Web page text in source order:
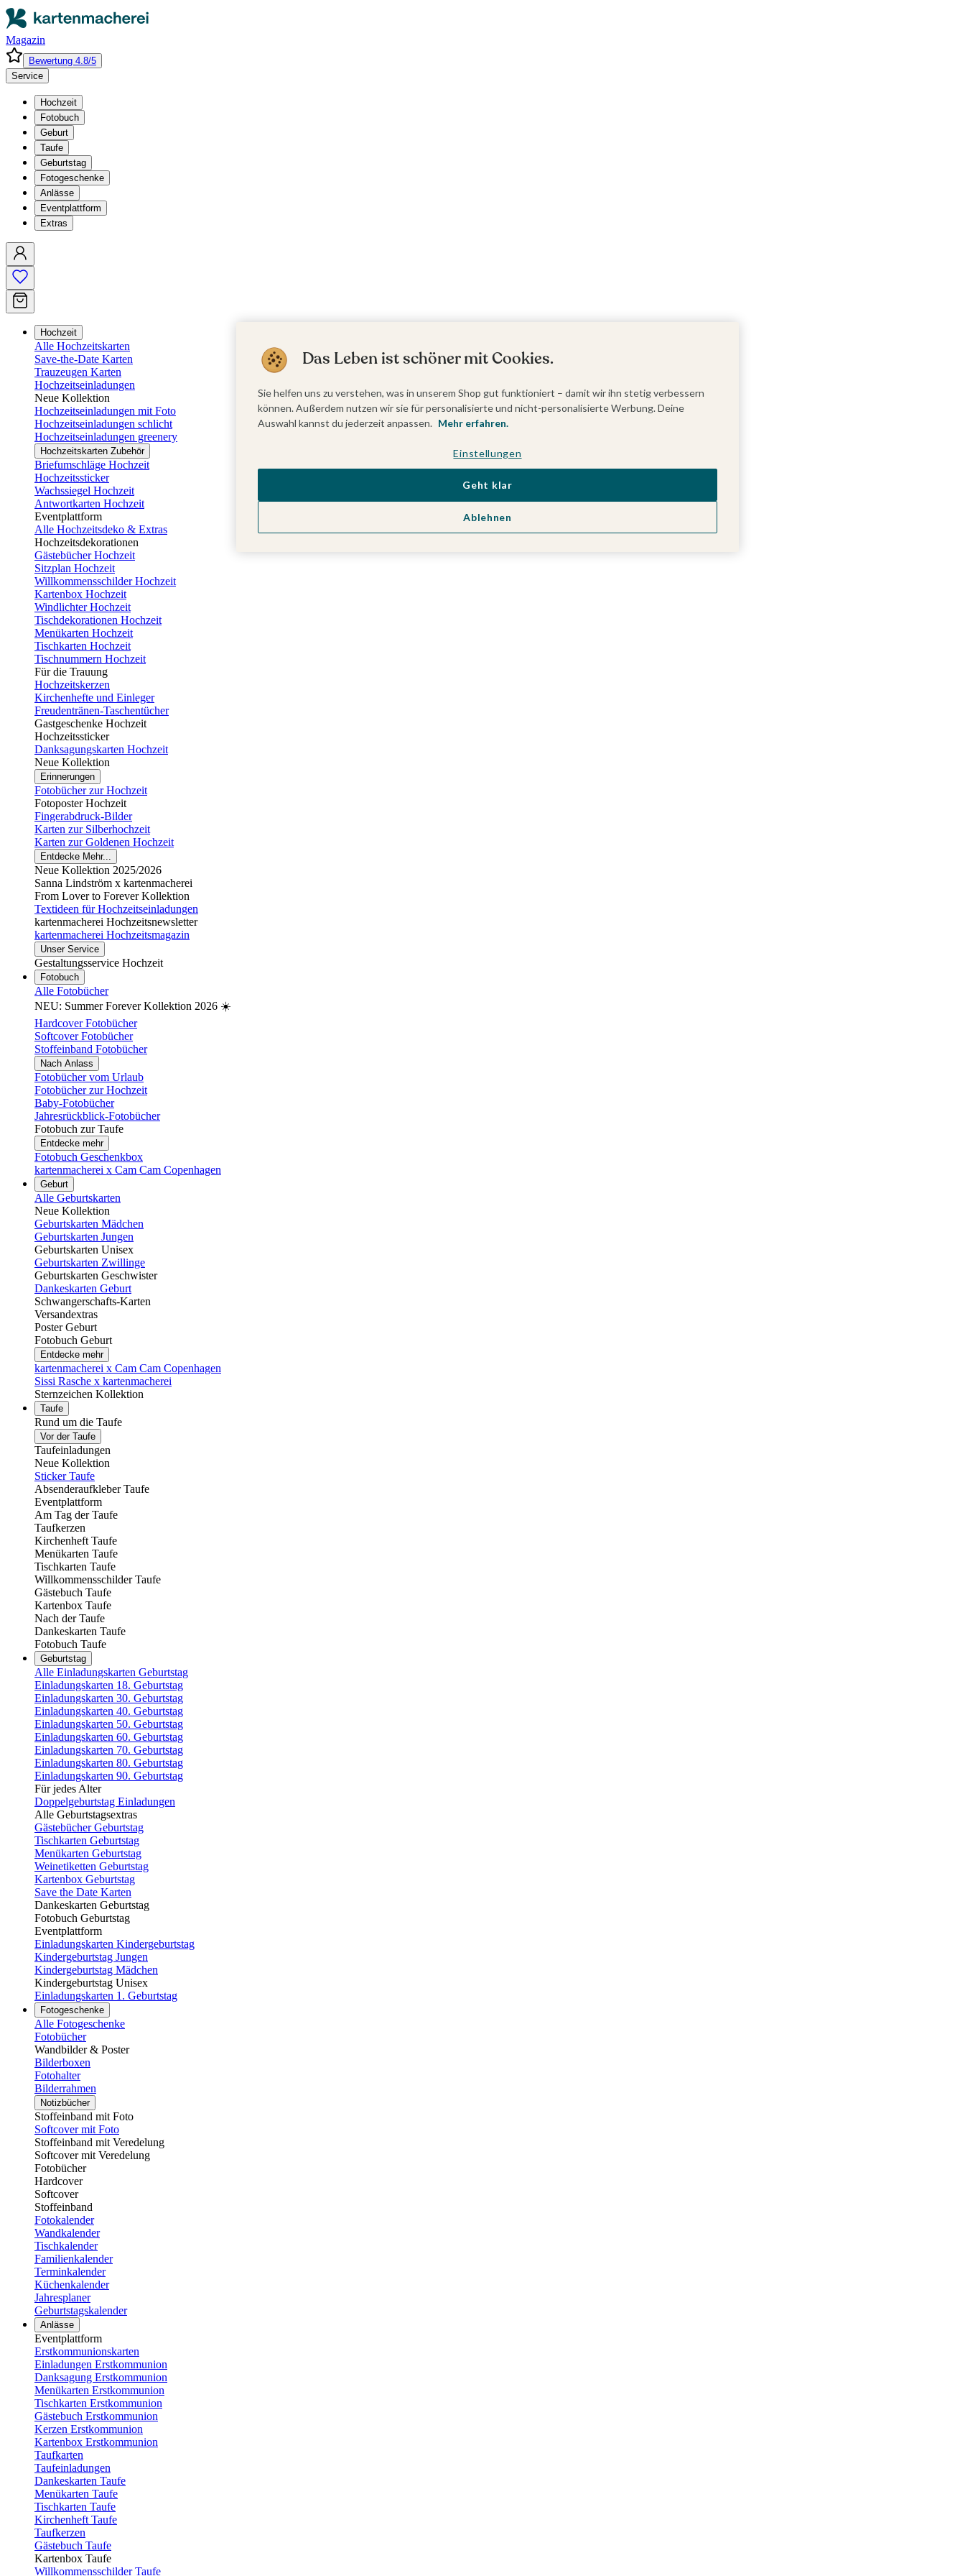
Magazin
Bewertung 4.8/5
Service
Hochzeit
Fotobuch
Geburt
Taufe
Geburtstag
Fotogeschenke
Anlässe
Eventplattform
Extras
Hochzeit
Alle Hochzeitskarten
Save-the-Date Karten
Trauzeugen Karten
Hochzeitseinladungen
Neue Kollektion
Hochzeitseinladungen mit Foto
Hochzeitseinladungen schlicht
Hochzeitseinladungen greenery
Hochzeitskarten Zubehör
Briefumschläge Hochzeit
Hochzeitssticker
Wachssiegel Hochzeit
Antwortkarten Hochzeit
Eventplattform
Alle Hochzeitsdeko & Extras
Hochzeitsdekorationen
Gästebücher Hochzeit
Sitzplan Hochzeit
Willkommensschilder Hochzeit
Kartenbox Hochzeit
Windlichter Hochzeit
Tischdekorationen Hochzeit
Menükarten Hochzeit
Tischkarten Hochzeit
Tischnummern Hochzeit
Für die Trauung
Hochzeitskerzen
Kirchenhefte und Einleger
Freudentränen-Taschentücher
Gastgeschenke Hochzeit
Hochzeitssticker
Danksagungskarten Hochzeit
Neue Kollektion
Erinnerungen
Fotobücher zur Hochzeit
Fotoposter Hochzeit
Fingerabdruck-Bilder
Karten zur Silberhochzeit
Karten zur Goldenen Hochzeit
Entdecke Mehr...
Neue Kollektion 2025/2026
Sanna Lindström x kartenmacherei
From Lover to Forever Kollektion
Textideen für Hochzeitseinladungen
kartenmacherei Hochzeitsnewsletter
kartenmacherei Hochzeitsmagazin
Unser Service
Gestaltungsservice Hochzeit
Fotobuch
Alle Fotobücher
NEU: Summer Forever Kollektion 2026 ☀️
Hardcover Fotobücher
Softcover Fotobücher
Stoffeinband Fotobücher
Nach Anlass
Fotobücher vom Urlaub
Fotobücher zur Hochzeit
Baby-Fotobücher
Jahresrückblick-Fotobücher
Fotobuch zur Taufe
Entdecke mehr
Fotobuch Geschenkbox
kartenmacherei x Cam Cam Copenhagen
Geburt
Alle Geburtskarten
Neue Kollektion
Geburtskarten Mädchen
Geburtskarten Jungen
Geburtskarten Unisex
Geburtskarten Zwillinge
Geburtskarten Geschwister
Dankeskarten Geburt
Schwangerschafts-Karten
Versandextras
Poster Geburt
Fotobuch Geburt
Entdecke mehr
kartenmacherei x Cam Cam Copenhagen
Sissi Rasche x kartenmacherei
Sternzeichen Kollektion
Taufe
Rund um die Taufe
Vor der Taufe
Taufeinladungen
Neue Kollektion
Sticker Taufe
Absenderaufkleber Taufe
Eventplattform
Am Tag der Taufe
Taufkerzen
Kirchenheft Taufe
Menükarten Taufe
Tischkarten Taufe
Willkommensschilder Taufe
Gästebuch Taufe
Kartenbox Taufe
Nach der Taufe
Dankeskarten Taufe
Fotobuch Taufe
Geburtstag
Alle Einladungskarten Geburtstag
Einladungskarten 18. Geburtstag
Einladungskarten 30. Geburtstag
Einladungskarten 40. Geburtstag
Einladungskarten 50. Geburtstag
Einladungskarten 60. Geburtstag
Einladungskarten 70. Geburtstag
Einladungskarten 80. Geburtstag
Einladungskarten 90. Geburtstag
Für jedes Alter
Doppelgeburtstag Einladungen
Alle Geburtstagsextras
Gästebücher Geburtstag
Tischkarten Geburtstag
Menükarten Geburtstag
Weinetiketten Geburtstag
Kartenbox Geburtstag
Save the Date Karten
Dankeskarten Geburtstag
Fotobuch Geburtstag
Eventplattform
Einladungskarten Kindergeburtstag
Kindergeburtstag Jungen
Kindergeburtstag Mädchen
Kindergeburtstag Unisex
Einladungskarten 1. Geburtstag
Fotogeschenke
Alle Fotogeschenke
Fotobücher
Wandbilder & Poster
Bilderboxen
Fotohalter
Bilderrahmen
Notizbücher
Stoffeinband mit Foto
Softcover mit Foto
Stoffeinband mit Veredelung
Softcover mit Veredelung
Fotobücher
Hardcover
Softcover
Stoffeinband
Fotokalender
Wandkalender
Tischkalender
Familienkalender
Terminkalender
Küchenkalender
Jahresplaner
Geburtstagskalender
Anlässe
Eventplattform
Erstkommunionskarten
Einladungen Erstkommunion
Danksagung Erstkommunion
Menükarten Erstkommunion
Tischkarten Erstkommunion
Gästebuch Erstkommunion
Kerzen Erstkommunion
Kartenbox Erstkommunion
Taufkarten
Taufeinladungen
Dankeskarten Taufe
Menükarten Taufe
Tischkarten Taufe
Kirchenheft Taufe
Taufkerzen
Gästebuch Taufe
Kartenbox Taufe
Willkommensschilder Taufe
Das Leben ist schöner mit Cookies.
Sie helfen uns zu verstehen, was in unserem Shop gut funktioniert – damit wir ihn stetig verbessern
können. Außerdem nutzen wir sie für personalisierte und nicht-personalisierte Werbung. Deine
Auswahl kannst du jederzeit anpassen. Mehr erfahren.
Einstellungen
Ablehnen
Geht klar